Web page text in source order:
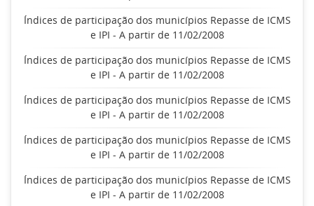
Índices de participação dos municípios Repasse de ICMS
e IPI - A partir de 11/02/2008
Índices de participação dos municípios Repasse de ICMS
e IPI - A partir de 11/02/2008
Índices de participação dos municípios Repasse de ICMS
e IPI - A partir de 11/02/2008
Índices de participação dos municípios Repasse de ICMS
e IPI - A partir de 11/02/2008
Índices de participação dos municípios Repasse de ICMS
e IPI - A partir de 11/02/2008